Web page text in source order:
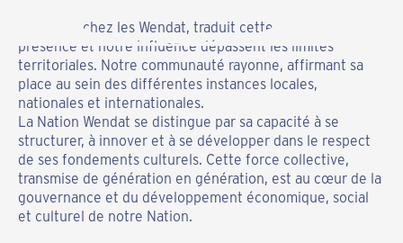
Wendake, chez les Wendat, traduit cette réalité. Notre
présence et notre influence dépassent les limites
territoriales. Notre communauté rayonne, affirmant sa
place au sein des différentes instances locales,
nationales et internationales.
La Nation Wendat se distingue par sa capacité à se
structurer, à innover et à se développer dans le respect
de ses fondements culturels. Cette force collective,
transmise de génération en génération, est au cœur de la
gouvernance et du développement économique, social
et culturel de notre Nation.